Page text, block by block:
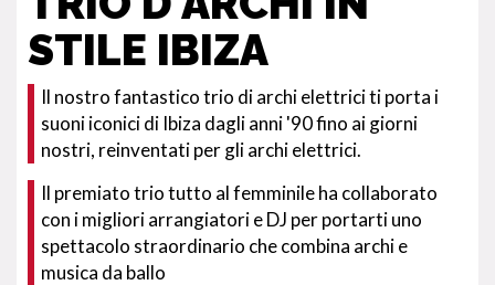
STILE IBIZA
Il nostro fantastico trio di archi elettrici ti porta i
suoni iconici di Ibiza dagli anni '90 fino ai giorni
nostri, reinventati per gli archi elettrici.
Il premiato trio tutto al femminile ha collaborato
con i migliori arrangiatori e DJ per portarti uno
spettacolo straordinario che combina archi e
musica da ballo